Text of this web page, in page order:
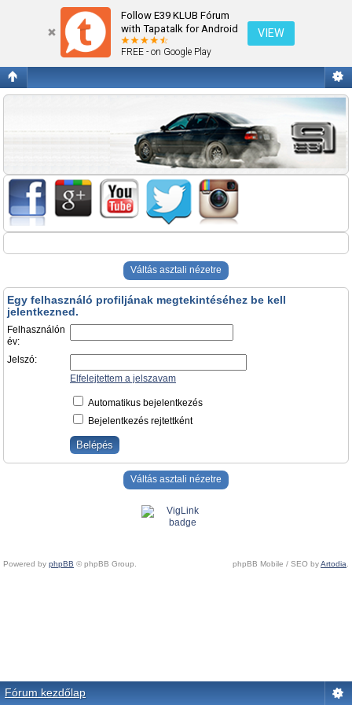
Follow E39 KLUB Fórum
with Tapatalk for Android
FREE - on Google Play
VIEW
Belépés
Váltás asztali nézetre
Egy felhasználó profiljának megtekintéséhez be kell
jelentkezned.
Felhasználón
év:
Jelszó:
Elfelejtettem a jelszavam
Automatikus bejelentkezés
Bejelentkezés rejtettként
Váltás asztali nézetre
Powered by phpBB © phpBB Group. phpBB Mobile / SEO byArtodia.
Fórum kezdőlap